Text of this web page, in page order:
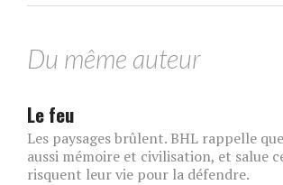
Du même auteur
Le feu
Les paysages brûlent. BHL rappelle
aussi mémoire et civilisation, et salue
risquent leur vie pour la défendre.